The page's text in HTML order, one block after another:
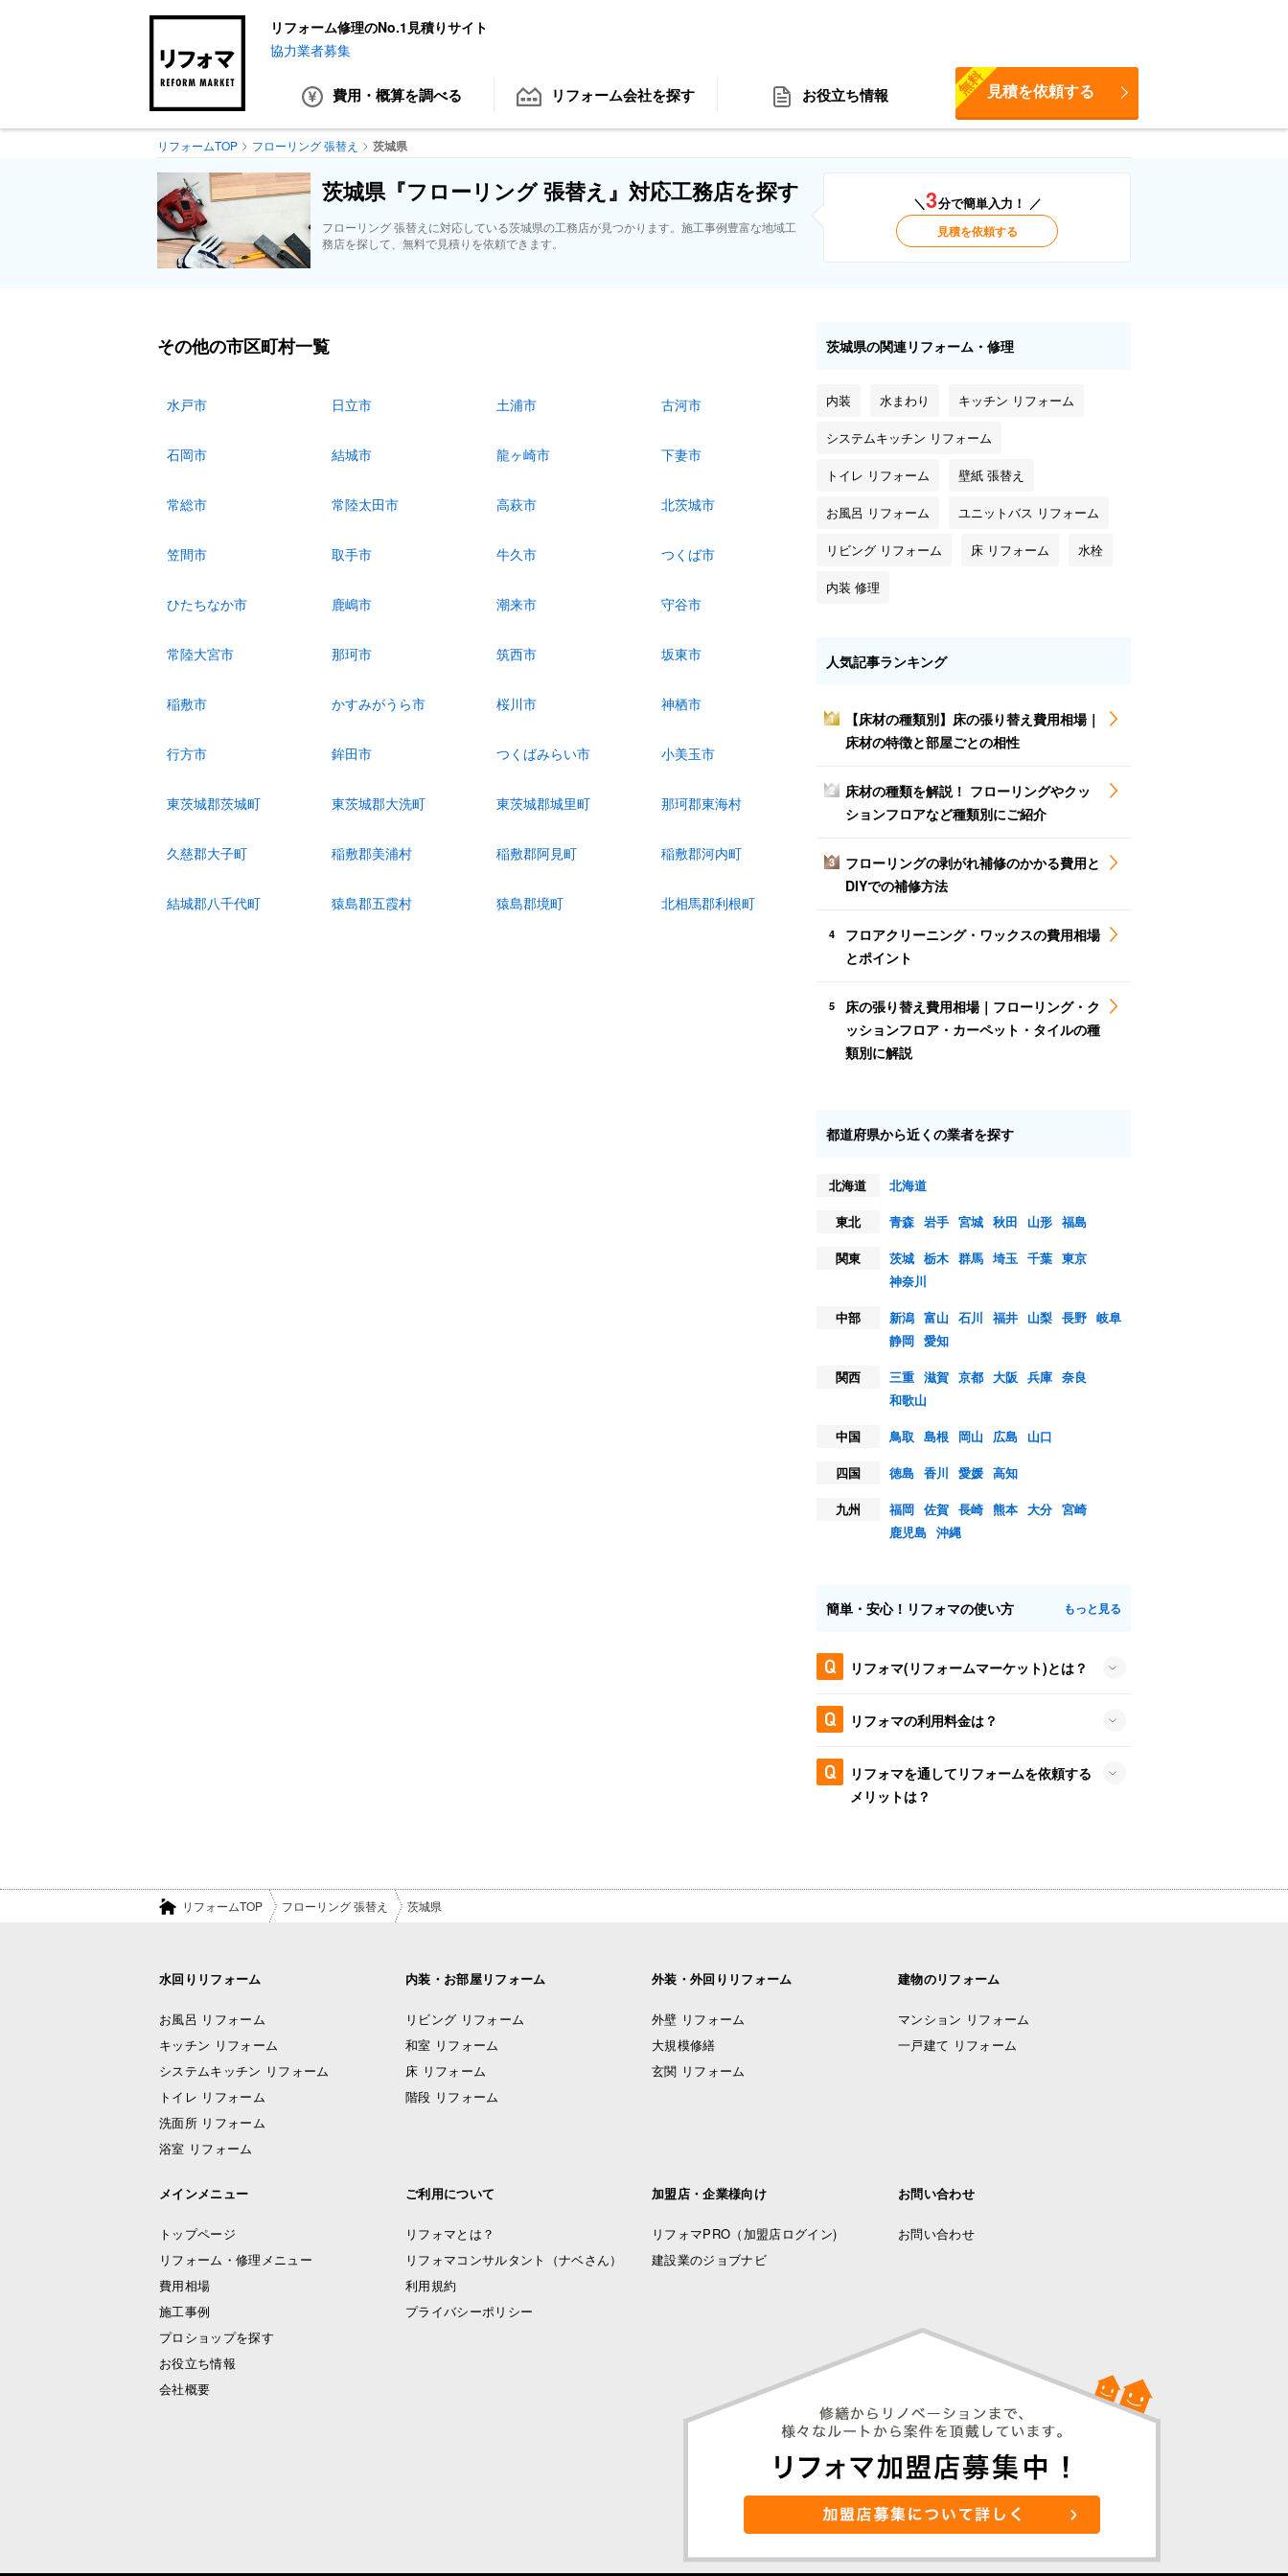
リフォーム修理のNo.1見積りサイト
協力業者募集
費用・概算を調べる リフォーム会社を探す お役立ち情報 見積を依頼する
無料
リフォームTOP フローリング 張替え 茨城県
茨城県『フローリング 張替え』対応工務店を探す
フローリング 張替えに対応している茨城県の工務店が見つかります。施工事例豊富な地域工
務店を探して、無料で見積りを依頼できます。
＼3分で簡単入力！ ／
見積を依頼する
その他の市区町村一覧
水戸市 日立市 土浦市 古河市
石岡市 結城市 龍ヶ崎市 下妻市
常総市 常陸太田市 高萩市 北茨城市
笠間市 取手市 牛久市 つくば市
ひたちなか市 鹿嶋市 潮来市 守谷市
常陸大宮市 那珂市 筑西市 坂東市
稲敷市 かすみがうら市 桜川市 神栖市
行方市 鉾田市 つくばみらい市 小美玉市
東茨城郡茨城町 東茨城郡大洗町 東茨城郡城里町 那珂郡東海村
久慈郡大子町 稲敷郡美浦村 稲敷郡阿見町 稲敷郡河内町
結城郡八千代町 猿島郡五霞村 猿島郡境町 北相馬郡利根町
茨城県の関連リフォーム・修理
内装 水まわり キッチン リフォーム
システムキッチン リフォーム
トイレ リフォーム 壁紙 張替え
お風呂 リフォーム ユニットバス リフォーム
リビング リフォーム 床 リフォーム 水栓
内装 修理
人気記事ランキング
1
【床材の種類別】床の張り替え費用相場｜
床材の特徴と部屋ごとの相性
2
床材の種類を解説！ フローリングやクッ
ションフロアなど種類別にご紹介
3
フローリングの剥がれ補修のかかる費用と
DIYでの補修方法
4
フロアクリーニング・ワックスの費用相場
とポイント
5
床の張り替え費用相場｜フローリング・ク
ッションフロア・カーペット・タイルの種
類別に解説
都道府県から近くの業者を探す
北海道
北海道
東北
青森 岩手 宮城 秋田 山形 福島
関東
茨城 栃木 群馬 埼玉 千葉 東京
神奈川
中部
新潟 富山 石川 福井 山梨 長野 岐阜
静岡 愛知
関西
三重 滋賀 京都 大阪 兵庫 奈良
和歌山
中国
鳥取 島根 岡山 広島
山口
四国
徳島 香川 愛媛 高知
九州
福岡 佐賀 長崎 熊本 大分 宮崎
鹿児島 沖縄
簡単・安心！リフォマの使い方 もっと見る
リフォマ(リフォームマーケット)とは？
リフォマの利用料金は？
リフォマを通してリフォームを依頼する
メリットは？
リフォームTOP フローリング 張替え 茨城県
水回りリフォーム
お風呂 リフォーム
キッチン リフォーム
システムキッチン リフォーム
トイレ リフォーム
洗面所 リフォーム
浴室 リフォーム
内装・お部屋リフォーム
リビング リフォーム
和室 リフォーム
床 リフォーム
階段 リフォーム
外装・外回りリフォーム
外壁 リフォーム
大規模修繕
玄関 リフォーム
建物のリフォーム
マンション リフォーム
一戸建て リフォーム
メインメニュー
トップページ
リフォーム・修理メニュー
費用相場
施工事例
プロショップを探す
お役立ち情報
会社概要
ご利用について
リフォマとは？
リフォマコンサルタント（ナベさん）
利用規約
プライバシーポリシー
加盟店・企業様向け
リフォマPRO （加盟店ログイン)
建設業のジョブナビ
お問い合わせ
お問い合わせ